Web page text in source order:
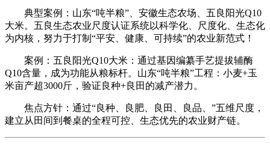
典型案例：山东“吨半粮”、安徽生态农场、五良阳光Q10
大米。五良生态农业尺度认证系统以科学化、尺度化、生态化
为内核，努力于打制“平安、健康、可持续”的农业新范式！
案例：五良阳光Q10大米：通过基因编纂手艺提拔辅酶
Q10含量，成为功能从粮标杆。山东“吨半粮”工程：小麦+玉
米亩产超3000斤，验证良种+良田的减产潜力。
焦点方针：通过“良种、良肥、良田、良品、”五维尺度，
建立从田间到餐桌的全程可控、生态优先的农业财产链。